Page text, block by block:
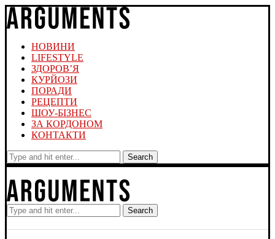
НОВИНИ
LIFESTYLE
ЗДОРОВ’Я
КУРЙОЗИ
ПОРАДИ
РЕЦЕПТИ
ШОУ-БІЗНЕС
ЗА КОРДОНОМ
КОНТАКТИ
Search
Search